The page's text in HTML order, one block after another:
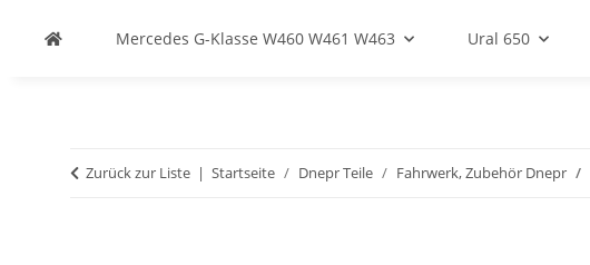
Mercedes G-Klasse W460 W461 W463 Ural 650
Zurück zur Liste Startseite Dnepr Teile Fahrwerk, Zubehör Dnepr